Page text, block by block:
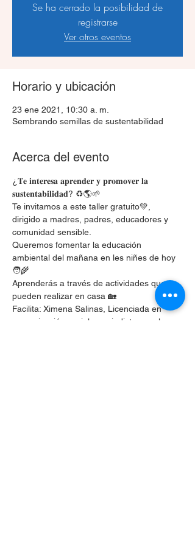
Se ha cerrado la posibilidad de
registrarse
Ver otros eventos
Horario y ubicación
23 ene 2021, 10:30 a. m.
Sembrando semillas de sustentabilidad
Acerca del evento
¿𝐓𝐞 𝐢𝐧𝐭𝐞𝐫𝐞𝐬𝐚 𝐚𝐩𝐫𝐞𝐧𝐝𝐞𝐫 𝐲 𝐩𝐫𝐨𝐦𝐨𝐯𝐞𝐫 𝐥𝐚
𝐬𝐮𝐬𝐭𝐞𝐧𝐭𝐚𝐛𝐢𝐥𝐢𝐝𝐚𝐝? ♻️🌎🌱
Te invitamos a este taller gratuito💚,
dirigido a madres, padres, educadores y
comunidad sensible.
Queremos fomentar la educación
ambiental del mañana en les niñes de hoy
🧑‍🌾
Aprenderás a través de actividades que se
pueden realizar en casa 🏡
Facilita: Ximena Salinas, Licenciada en
comunicación social y periodista, una larga